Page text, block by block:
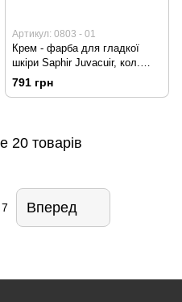
Артикул: 0803 - 01
Крем - фарба для гладкої
шкіри Saphir Juvacuir, кол.
чорний
791 грн
20 товарів
Вперед